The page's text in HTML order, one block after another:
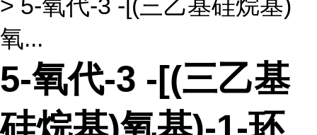
> 5-氧代-3 -[(三乙基硅烷基)
氧...
5-氧代-3 -[(三乙基